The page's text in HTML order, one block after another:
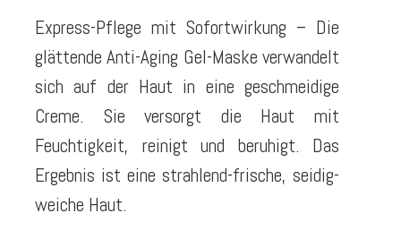
Express-Pflege mit Sofortwirkung – Die
glättende Anti-Aging Gel-Maske verwandelt
sich auf der Haut in eine geschmeidige
Creme. Sie versorgt die Haut mit
Feuchtigkeit, reinigt und beruhigt. Das
Ergebnis ist eine strahlend-frische, seidig-
weiche Haut.